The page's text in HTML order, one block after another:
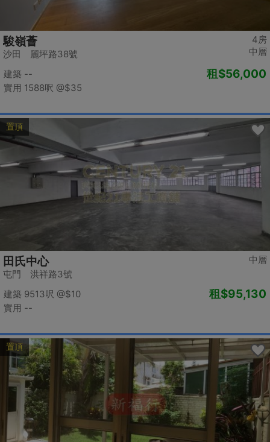
4房
中層
駿嶺薈
沙田 麗坪路38號
建築 --
實用 1588呎 @$35
租$56,000
置頂
中層
田氏中心
屯門 洪祥路3號
建築 9513呎 @$10
實用 --
租$95,130
置頂